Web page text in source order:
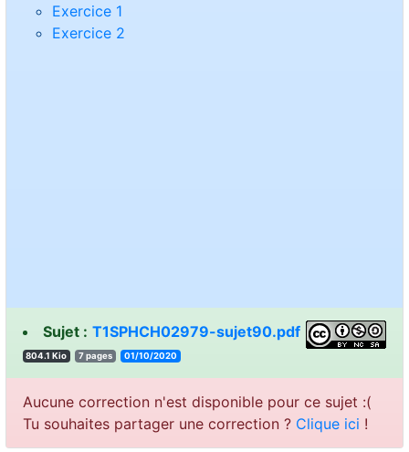
Exercice 1
Exercice 2
Sujet : T1SPHCH02979-sujet90.pdf
804.1 Kio 7 pages 01/10/2020
Aucune correction n'est disponible pour ce sujet :(
Tu souhaites partager une correction ? Clique ici !